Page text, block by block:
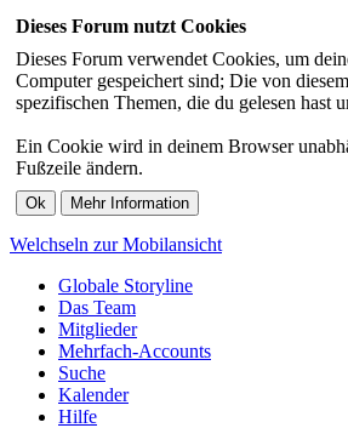
Dieses Forum nutzt Cookies
Dieses Forum verwendet Cookies, um
Computer gespeichert sind; Die von
spezifischen Themen, die du gelesen hast
Ein Cookie wird in deinem Browser
Fußzeile ändern.
Welchseln zur Mobilansicht
Globale Storyline
Das Team
Mitglieder
Mehrfach-Accounts
Suche
Kalender
Hilfe